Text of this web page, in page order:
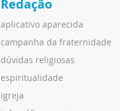
Redação
aplicativo aparecida
campanha da fraternidade
dúvidas religiosas
espiritualidade
igreja